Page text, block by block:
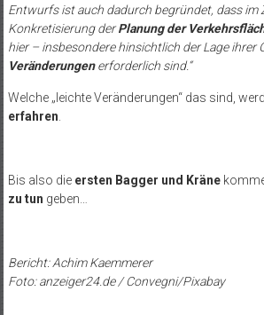
Entwurfs ist auch dadurch begründet, dass im
Konkretisierung derPlanung der
hier – insbesondere hinsichtlich der Lage ihrer
Veränderungenerforderlich sind.“
Welche „leichte Veränderungen“ das sind,
erfahren.
Bis also die ersten Bagger und Kräne
zu tun geben…
Bericht: Achim Kaemmerer
Foto: anzeiger24.de / Convegni/Pixabay